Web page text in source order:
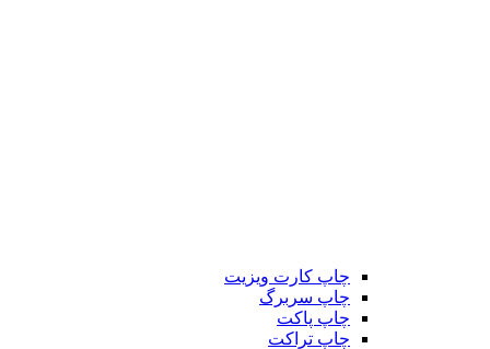
چاپ کارت ویزیت
چاپ سربرگ
چاپ پاکت
چاپ تراکت